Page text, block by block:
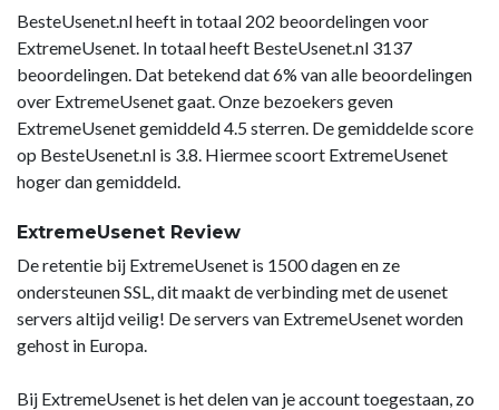
BesteUsenet.nl heeft in totaal 202 beoordelingen voor
ExtremeUsenet. In totaal heeft BesteUsenet.nl 3137
beoordelingen. Dat betekend dat 6% van alle beoordelingen
over ExtremeUsenet gaat. Onze bezoekers geven
ExtremeUsenet gemiddeld 4.5 sterren. De gemiddelde score
op BesteUsenet.nl is 3.8. Hiermee scoort ExtremeUsenet
hoger dan gemiddeld.
ExtremeUsenet Review
De retentie bij ExtremeUsenet is 1500 dagen en ze
ondersteunen SSL, dit maakt de verbinding met de usenet
servers altijd veilig! De servers van ExtremeUsenet worden
gehost in Europa.
Bij ExtremeUsenet is het delen van je account toegestaan, zo